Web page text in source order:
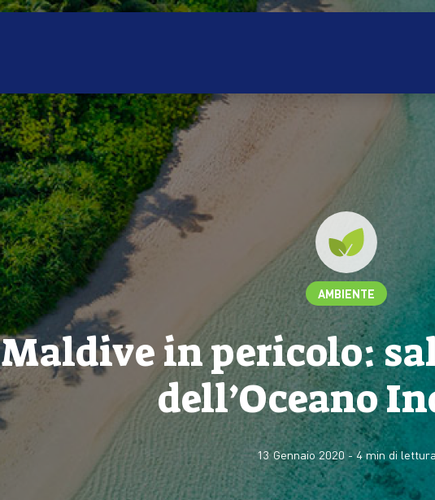
AMBIENTE
Maldive in pericolo:
dell’Oceano
13 Gennaio 2020-4min di lettura